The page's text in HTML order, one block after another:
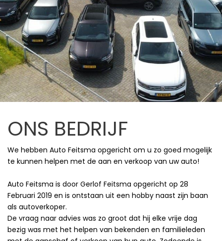
ONS BEDRIJF
We hebben Auto Feitsma opgericht om u zo goed mogelijk
te kunnen helpen met de aan en verkoop van uw auto!
Auto Feitsma is door Gerlof Feitsma opgericht op 28
Februari 2019 en is ontstaan uit een hobby naast zijn baan
als autoverkoper.
De vraag naar advies was zo groot dat hij elke vrije dag
bezig was met het helpen van bekenden en familieleden